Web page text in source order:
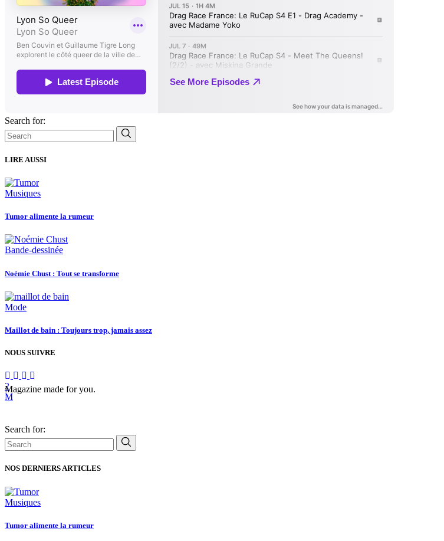
Search for:
LIRE AUSSI
Musiques
Tumor alimente la rumeur
Bande-dessinée
Noémie Chust : Tout se transforme
Mode
Maillot de bain : Toujours trop, jamais assez
NOUS SUIVRE
Magazine made for you.
Search for:
NOS DERNIERS ARTICLES
Musiques
Tumor alimente la rumeur